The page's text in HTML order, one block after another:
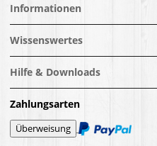
Informationen
Wissenswertes
Hilfe & Downloads
Zahlungsarten